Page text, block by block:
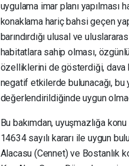
uygulama imar planı yapılması
konaklama hariç bahsi geçen
barındırdığı ulusal ve
habitatlara sahip olması,
özelliklerini de gösterdiği, dava
negatif etkilerde bulunacağı,
değerlendirildiğinde uygun
Bu bakımdan, uyuşmazlığa
14634 sayılı kararı ile uygun
Alacasu (Cennet) ve Bostanlık